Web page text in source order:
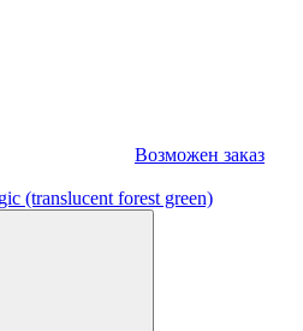
Возможен заказ
(translucent forest green)